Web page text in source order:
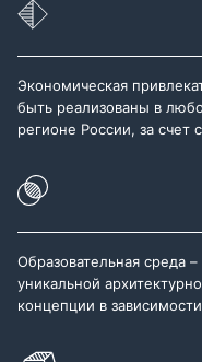
Экономическая
быть реализованы в
регионе России, за счет
Образовательная среда
уникальной
концепции в